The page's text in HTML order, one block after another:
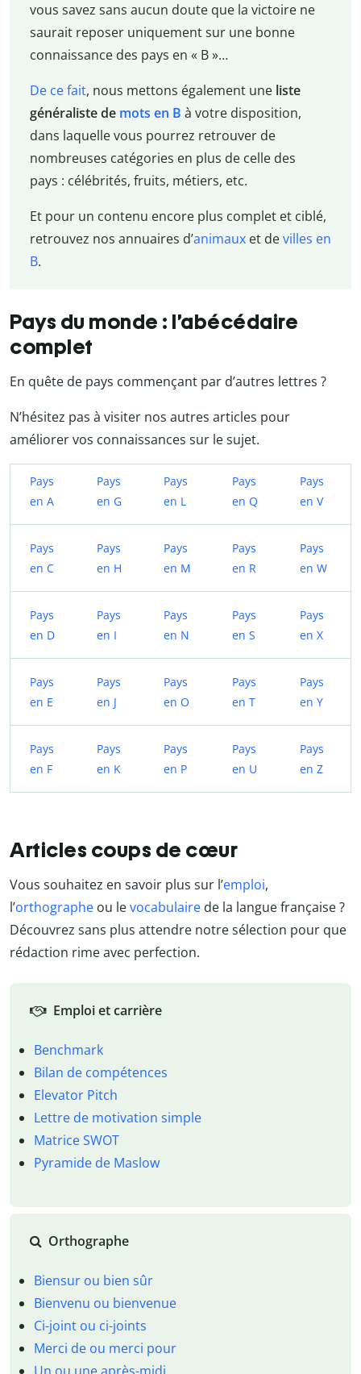
vous savez sans aucun doute que la victoire ne
saurait reposer uniquement sur une bonne
connaissance des pays en « B »…
De ce fait, nous mettons également une liste
généraliste de mots en B à votre disposition,
dans laquelle vous pourrez retrouver de
nombreuses catégories en plus de celle des
pays : célébrités, fruits, métiers, etc.
Et pour un contenu encore plus complet et ciblé,
retrouvez nos annuaires d’animauxet devilles en
B.
Pays du monde : l’abécédaire
complet
En quête de pays commençant par d’autres lettres ?
N’hésitez pas à visiter nos autres articles pour
améliorer vos connaissances sur le sujet.
Pays
en A
Pays
en G
Pays
en L
Pays
en Q
Pays
en V
Pays
en C
Pays
en H
Pays
en M
Pays
en R
Pays
en W
Pays
en D
Pays
en I
Pays
en N
Pays
en S
Pays
en X
Pays
en E
Pays
en J
Pays
en O
Pays
en T
Pays
en Y
Pays
en F
Pays
en K
Pays
en P
Pays
en U
Pays
en Z
Articles coups de cœur
Vous souhaitez en savoir plus sur l’emploi,
l’orthographe ou levocabulaire de la langue française ?
Découvrez sans plus attendre notre sélection pour que
rédaction rime avec perfection.
Emploi et carrière
Benchmark
Bilan de compétences
Elevator Pitch
Lettre de motivation simple
Matrice SWOT
Pyramide de Maslow
Orthographe
Biensur ou bien sûr
Bienvenu ou bienvenue
Ci-joint ou ci-joints
Merci de ou merci pour